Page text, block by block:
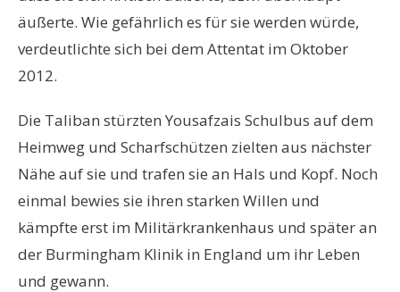
äußerte. Wie gefährlich es für sie werden würde,
verdeutlichte sich bei dem Attentat im Oktober
2012.
Die Taliban stürzten Yousafzais Schulbus auf dem
Heimweg und Scharfschützen zielten aus nächster
Nähe auf sie und trafen sie an Hals und Kopf. Noch
einmal bewies sie ihren starken Willen und
kämpfte erst im Militärkrankenhaus und später an
der Burmingham Klinik in England um ihr Leben
und gewann.